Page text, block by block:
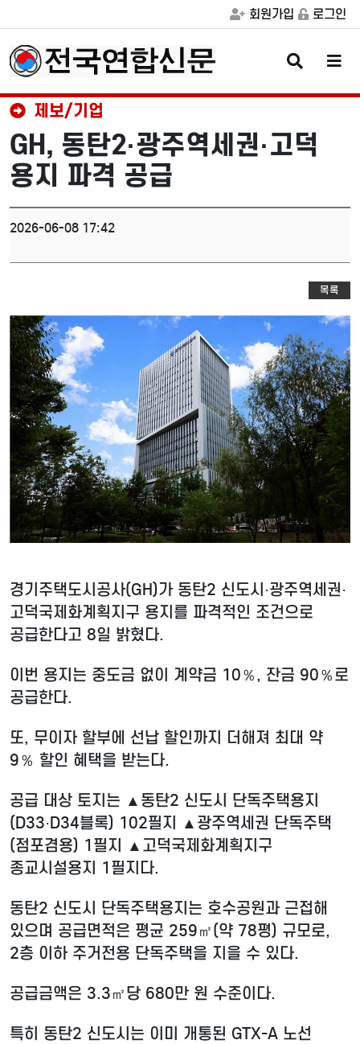
회원가입 로그인
검
색
버
메
버
제보/기업
GH, 동탄2·광주역세권·고덕
용지 파격 공급
2026-06-08 17:42
목록
경기주택도시공사(GH)가 동탄2 신도시·광주역세권·
고덕국제화계획지구 용지를 파격적인 조건으로
공급한다고 8일 밝혔다.
이번 용지는 중도금 없이 계약금 10％, 잔금 90％로
공급한다.
또, 무이자 할부에 선납 할인까지 더해져 최대 약
9％ 할인 혜택을 받는다.
공급 대상 토지는 ▲동탄2 신도시 단독주택용지
(D33·D34블록) 102필지 ▲광주역세권 단독주택
(점포겸용) 1필지 ▲고덕국제화계획지구
종교시설용지 1필지다.
동탄2 신도시 단독주택용지는 호수공원과 근접해
있으며 공급면적은 평균 259㎡(약 78평) 규모로,
2층 이하 주거전용 단독주택을 지을 수 있다.
공급금액은 3.3㎡당 680만 원 수준이다.
특히 동탄2 신도시는 이미 개통된 GTX-A 노선